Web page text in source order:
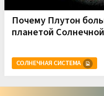
Почему Плутон
планетой
СОЛНЕЧНАЯ СИСТЕМА